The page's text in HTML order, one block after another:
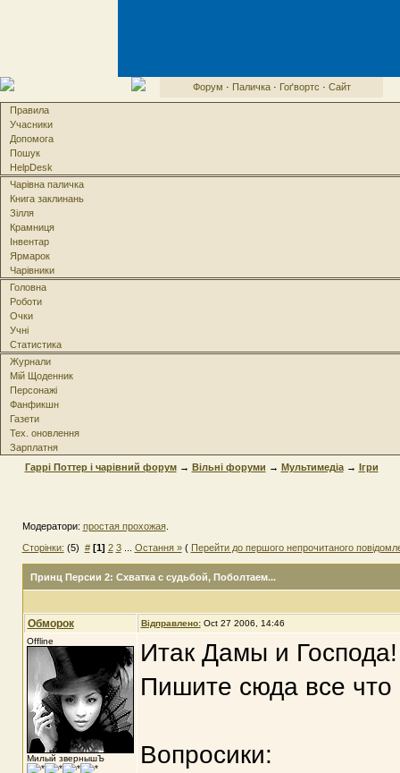
Форум · Паличка· Гоґвортс · Сайт
Правила
Учасники
Допомога
Пошук
HelpDesk
Чарівна паличка
Книга заклинань
Зілля
Крамниця
Інвентар
Ярмарок
Чарівники
Головна
Роботи
Очки
Учні
Статистика
Журнали
Мій Щоденник
Персонажі
Фанфикшн
Газети
Тех. оновлення
Зарплатня
Гаррі Поттер і чарівний форум→ Вільні форуми → Мультимедіа→ Ігри
Модератори: простая прохожая.
Сторінки: (5) # [1] 2 3... Остання »( Перейти до першого непрочитаного
Принц Персии 2: Схватка с судьбой, Поболтаем...
Обморок Відправлено: Oct 27 2006, 14:46
Offline
Милый звернышЪ
Итак Дамы и
Пишите сюда все что
Вопросики: